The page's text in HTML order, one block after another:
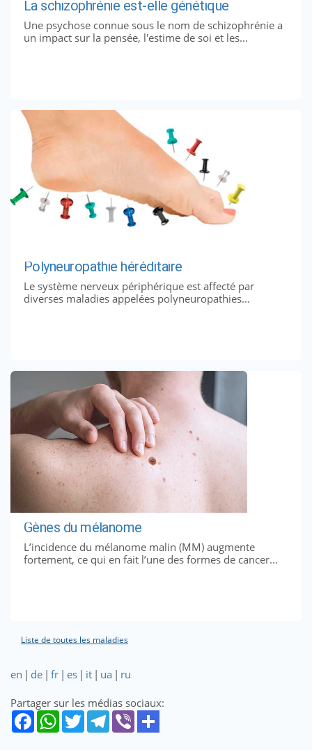
La schizophrénie est-elle génétique
Une psychose connue sous le nom de schizophrénie a
un impact sur la pensée, l'estime de soi et les...
Polyneuropathie héréditaire
Le système nerveux périphérique est affecté par
diverses maladies appelées polyneuropathies...
Gènes du mélanome
L’incidence du mélanome malin (MM) augmente
fortement, ce qui en fait l’une des formes de cancer...
Liste de toutes les maladies
en | de | fr | es | it | ua | ru
Partager sur les médias sociaux: